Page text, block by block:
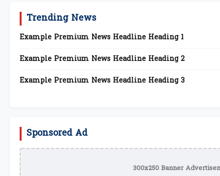
Trending News
Example Premium News Headline Heading 1
Example Premium News Headline Heading 2
Example Premium News Headline Heading 3
Sponsored Ad
300x250 Banner